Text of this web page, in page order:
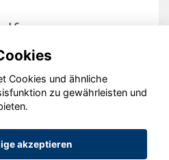
GmbH 2020 - 2026
Cookies und ähnliche
zu gewährleisten und
akzeptieren